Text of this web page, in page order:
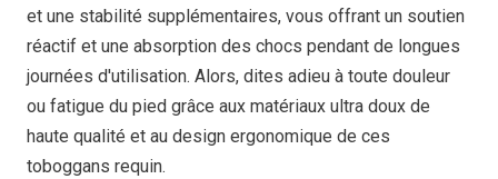
et une stabilité supplémentaires, vous offrant un soutien
réactif et une absorption des chocs pendant de longues
journées d'utilisation. Alors, dites adieu à toute douleur
ou fatigue du pied grâce aux matériaux ultra doux de
haute qualité et au design ergonomique de ces
toboggans requin.